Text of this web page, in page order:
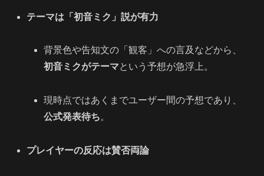
テーマは「初音ミク」説が有力
背景色や告知文の「観客」への言及などから、
初音ミクがテーマという予想が急浮上。
現時点ではあくまでユーザー間の予想であり、
公式発表待ち。
プレイヤーの反応は賛否両論